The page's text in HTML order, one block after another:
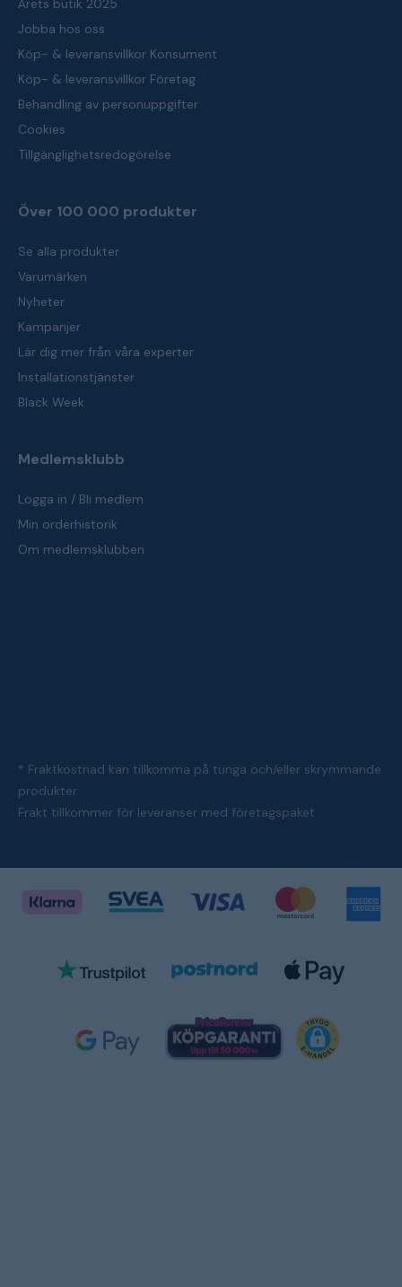
Årets butik 2025
Jobba hos oss
Köp- & leveransvillkor Konsument
Köp- & leveransvillkor Företag
Behandling av personuppgifter
Cookies
Tillgänglighetsredogörelse
Över 100 000 produkter
Se alla produkter
Varumärken
Nyheter
Kampanjer
Lär dig mer från våra experter
Installationstjänster
Black Week
Medlemsklubb
Logga in / Bli medlem
Min orderhistorik
Om medlemsklubben
* Fraktkostnad kan tillkomma på tunga och/eller skrymmande
produkter
Frakt tillkommer för leveranser med företagspaket